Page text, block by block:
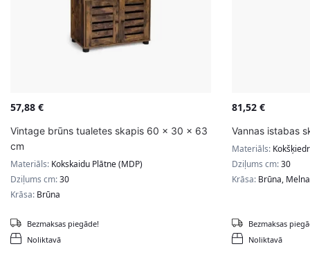
57,88 €
Vintage brūns tualetes skapis 60 x 30 x 63
cm
Materiāls: Kokskaidu Plātne (MDP)
Dziļums cm:30
Krāsa: Brūna
Noliktavā
Bezmaksas piegāde!
81,52 €
Vannas istabas
Materiāls:
Dziļums cm:30
Krāsa: Brūna, Melna
Noliktavā
Bezmaksas